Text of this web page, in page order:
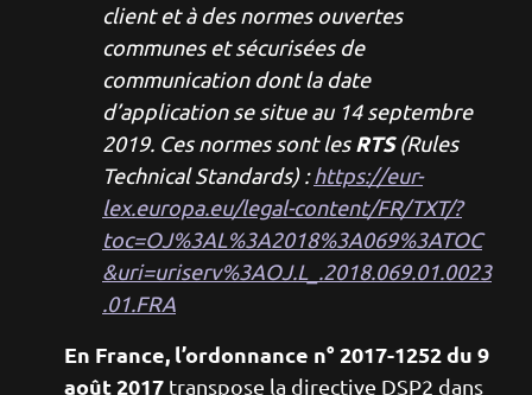
client et à des normes ouvertes
communes et sécurisées de
communication dont la date
d’application se situe au 14 septembre
2019. Ces normes sont lesRTS(Rules
Technical Standards) :https://eur-
lex.europa.eu/legal-content/FR/TXT/?
toc=OJ%3AL%3A2018%3A069%3ATOC
&uri=uriserv%3AOJ.L_.2018.069.01.0023
.01.FRA
En France, l’ordonnance n° 2017-1252 du 9
août 2017 transpose la directive DSP2 dans